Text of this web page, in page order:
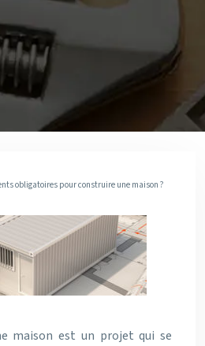
obligatoires pour construire une maison ?
maison est un projet qui se